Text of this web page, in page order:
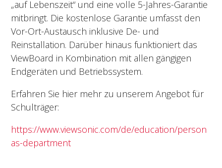
„auf Lebenszeit“ und eine volle 5-Jahres-Garantie
mitbringt. Die kostenlose Garantie umfasst den
Vor-Ort-Austausch inklusive De- und
Reinstallation. Darüber hinaus funktioniert das
ViewBoard in Kombination mit allen gängigen
Endgeräten und Betriebssystem.
Erfahren Sie hier mehr zu unserem Angebot für
Schulträger:
https://www.viewsonic.com/de/education/person
as-department